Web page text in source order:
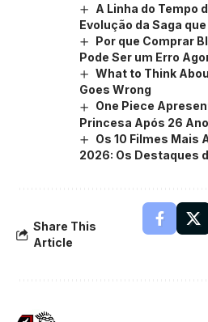
A Linha do Tempo
Evolução da Saga
Por que Comprar
Pode Ser um Erro
What to Think
Goes Wrong
One Piece
Princesa Após 26
Os 10 Filmes Mais
2026: Os Destaques
Share This
Article